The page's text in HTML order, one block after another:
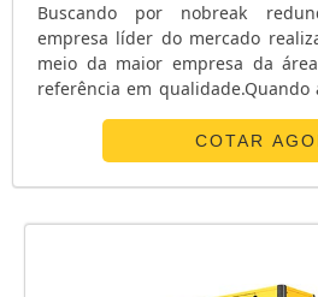
Buscando por nobreak
empresa líder do mercado
meio da maior empresa da
referência em qualidade.Quando
redundante, com os
Equipamentos Eletrônicos
soluções para sistemas
DETALHES SOBRE O NOBREAK
COTAR